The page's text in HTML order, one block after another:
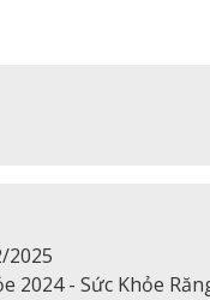
2025
2024 - Sức Khỏe